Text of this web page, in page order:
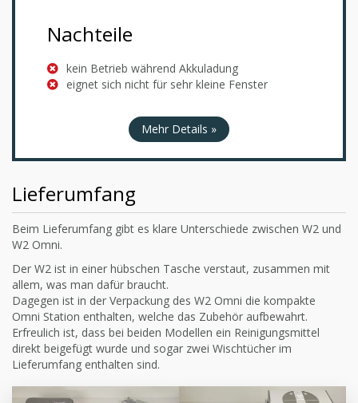
Nachteile
kein Betrieb während Akkuladung
eignet sich nicht für sehr kleine Fenster
Mehr Details »
Lieferumfang
Beim Lieferumfang gibt es klare Unterschiede zwischen W2 und
W2 Omni.
Der W2 ist in einer hübschen Tasche verstaut, zusammen mit
allem, was man dafür braucht.
Dagegen ist in der Verpackung des W2 Omni die kompakte
Omni Station enthalten, welche das Zubehör aufbewahrt.
Erfreulich ist, dass bei beiden Modellen ein Reinigungsmittel
direkt beigefügt wurde und sogar zwei Wischtücher im
Lieferumfang enthalten sind.